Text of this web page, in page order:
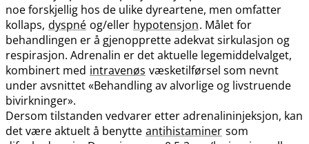
noe forskjellig hos de ulike dyreartene, men omfatter
kollaps, dyspné og​/​eller hypotensjon. Målet for
behandlingen er å gjenopprette adekvat sirkulasjon og
respirasjon. Adrenalin er det aktuelle legemiddelvalget,
kombinert med intravenøs væsketilførsel som nevnt
under avsnittet «Behandling av alvorlige og livstruende
bivirkninger».
Dersom tilstanden vedvarer etter adrenalininjeksjon, kan
det være aktuelt å benytte antihistaminer som